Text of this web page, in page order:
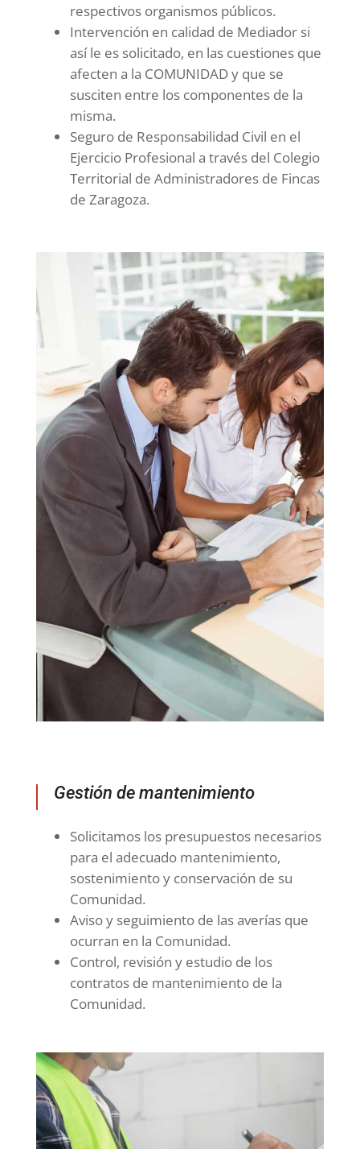
respectivos organismos públicos.
Intervención en calidad de Mediador si
así le es solicitado, en las cuestiones que
afecten a la COMUNIDAD y que se
susciten entre los componentes de la
misma.
Seguro de Responsabilidad Civil en el
Ejercicio Profesional a través del Colegio
Territorial de Administradores de Fincas
de Zaragoza.
Gestión de mantenimiento
Solicitamos los presupuestos necesarios
para el adecuado mantenimiento,
sostenimiento y conservación de su
Comunidad.
Aviso y seguimiento de las averías que
ocurran en la Comunidad.
Control, revisión y estudio de los
contratos de mantenimiento de la
Comunidad.